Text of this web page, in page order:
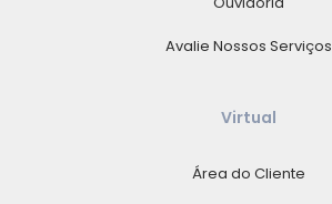
Avalie Nossos Serviços
Virtual
Área do Cliente